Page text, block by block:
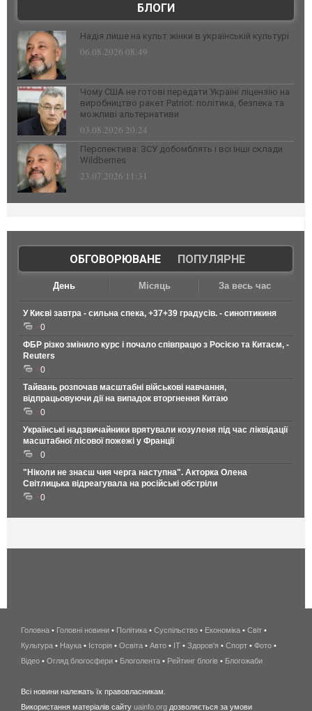
БЛОГИ
Надія лише на культ жінки в українській культурі
06.08.2026 08:49
Чому США не готові передати Україні ліцензію на
виробництво ракет Patriot: політика, безпека та
можливі альтернативи
03.08.2026 20:24
Перспектива: ЗСУ добомблять і всі інші склади
Wildberries
23.07.2026 11:31
ОБГОВОРЮВАНЕ| ПОПУЛЯРНЕ
День Місяць За весь час
У Києві завтра - сильна спека, +37+39 градусів. - синоптикиня
0
ФБР різко змінило курс і почало співпрацю з Росією та Китаєм, -
Reuters
0
Тайвань розпочав масштабні військові навчання,
відпрацьовуючи дії на випадок вторгнення Китаю
0
Українські надзвичайники врятували козуленя під час ліквідації
масштабної лісової пожежі у Франції
0
"Ніколи не знаєш чия черга наступна". Акторка Олена
Світлицька відреагувала на російські обстріли
0
беспроводной
интернет
киев
wimax
Головна • Головні новини • Політика • Суспільство • Економіка • Світ •
Культура • Наука • Історія • Освіта • Авто • IT • Здоров'я • Спорт • Фото •
Відео • Огляд блогосфери • Блоголента • Рейтинг блогів • Блогожаби
Всі новини належать їх правовласникам.
Використання матеріалів сайту uainfo.org дозволяється за умови